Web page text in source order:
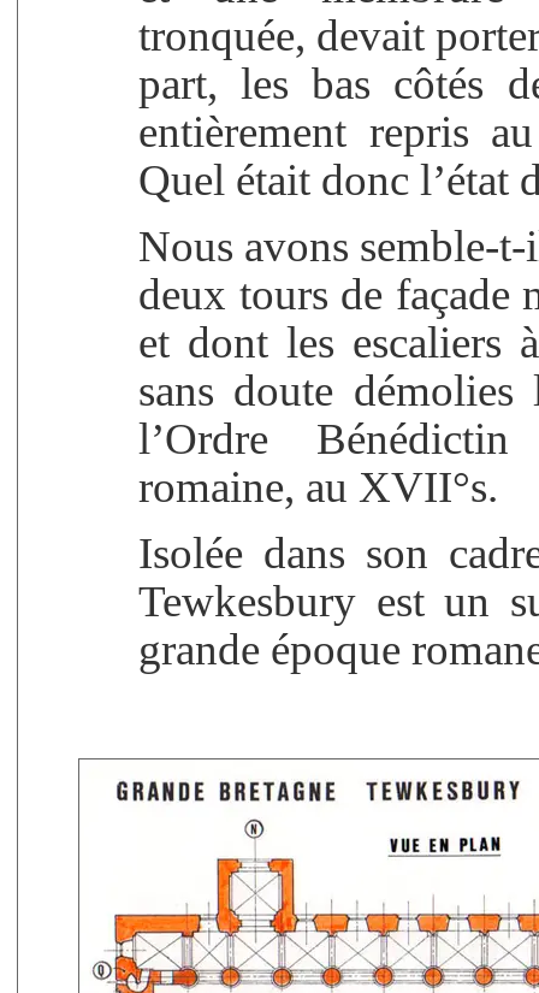
tronquée, devait
part, les bas côtés
entièrement repris
Quel était donc l’état
Nous avons semble-t-
deux tours de façade
et dont les escaliers
sans doute
l’Ordre
romaine, au XVII°s.
Isolée dans son
Tewkesbury est un
grande époque